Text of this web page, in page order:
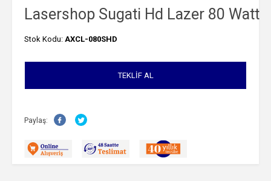
Lasershop Sugati Hd Lazer 80 Watt
Stok Kodu: AXCL-080SHD
TEKLIF AL
Paylaş: